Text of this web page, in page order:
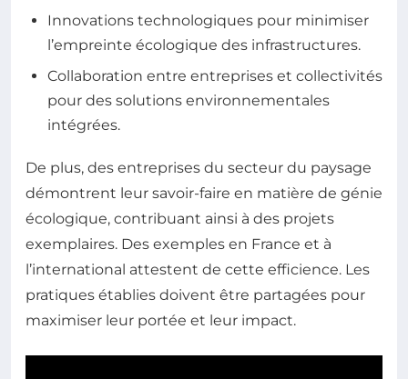
Innovations technologiques pour minimiser
l’empreinte écologique des infrastructures.
Collaboration entre entreprises et collectivités
pour des solutions environnementales
intégrées.
De plus, des entreprises du secteur du paysage
démontrent leur savoir-faire en matière de génie
écologique, contribuant ainsi à des projets
exemplaires. Des exemples en France et à
l’international attestent de cette efficience. Les
pratiques établies doivent être partagées pour
maximiser leur portée et leur impact.